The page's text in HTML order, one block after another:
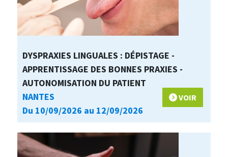
DYSPRAXIES LINGUALES : DÉPISTAGE -
APPRENTISSAGE DES BONNES PRAXIES -
AUTONOMISATION DU PATIENT
NANTES
Du 10/09/2026 au 12/09/2026
VOIR